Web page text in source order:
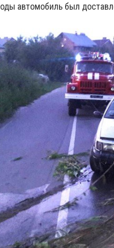
автомобиль был